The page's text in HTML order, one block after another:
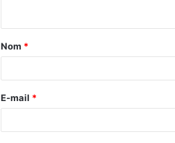
t
a
e
*
Nom *
E-mail *